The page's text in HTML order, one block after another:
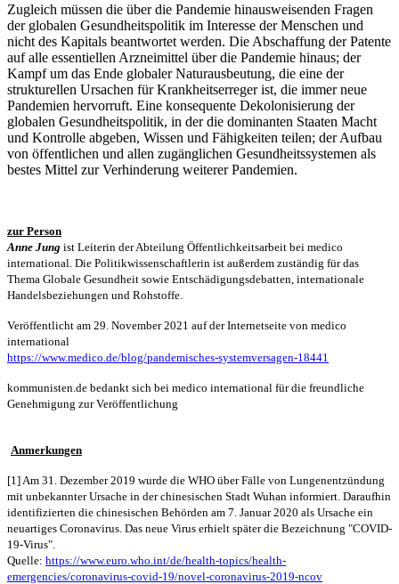
Zugleich müssen die über die Pandemie hinausweisenden Fragen
der globalen Gesundheitspolitik im Interesse der Menschen und
nicht des Kapitals beantwortet werden. Die Abschaffung der Patente
auf alle essentiellen Arzneimittel über die Pandemie hinaus; der
Kampf um das Ende globaler Naturausbeutung, die eine der
strukturellen Ursachen für Krankheitserreger ist, die immer neue
Pandemien hervorruft. Eine konsequente Dekolonisierung der
globalen Gesundheitspolitik, in der die dominanten Staaten Macht
und Kontrolle abgeben, Wissen und Fähigkeiten teilen; der Aufbau
von öffentlichen und allen zugänglichen Gesundheitssystemen als
bestes Mittel zur Verhinderung weiterer Pandemien.
zur Person
Anne Jung ist Leiterin der Abteilung Öffentlichkeitsarbeit bei medico
international. Die Politikwissenschaftlerin ist außerdem zuständig für das
Thema Globale Gesundheit sowie Entschädigungsdebatten, internationale
Handelsbeziehungen und Rohstoffe.
Veröffentlicht am 29. November 2021 auf der Internetseite von medico
international
https://www.medico.de/blog/pandemisches-systemversagen-18441
kommunisten.de bedankt sich bei medico international für die freundliche
Genehmigung zur Veröffentlichung
Anmerkungen
[1] Am 31. Dezember 2019 wurde die WHO über Fälle von Lungenentzündung
mit unbekannter Ursache in der chinesischen Stadt Wuhan informiert. Daraufhin
identifizierten die chinesischen Behörden am 7. Januar 2020 als Ursache ein
neuartiges Coronavirus. Das neue Virus erhielt später die Bezeichnung "COVID-
19-Virus".
Quelle: https://www.euro.who.int/de/health-topics/health-
emergencies/coronavirus-covid-19/novel-coronavirus-2019-ncov